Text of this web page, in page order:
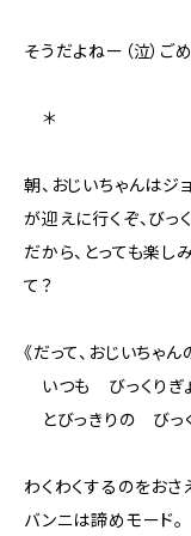
そうだよねー（泣）ご
＊
朝、おじいちゃんはジ
が迎えに行くぞ、びっ
だから、とっても楽し
て？
《だって、おじいちゃ
いつも びっくりぎょ
とびっきりの びっく
わくわくするのをおさ
バンニは諦めモード。